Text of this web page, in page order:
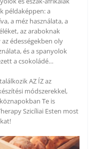
példaképpen: a
a méz használata, a
az araboknak
édességekben oly
és a spanyolok
a csokoládé…
AZ ÍZ az
módszerekkel,
Te is
Szicíliai Esten most